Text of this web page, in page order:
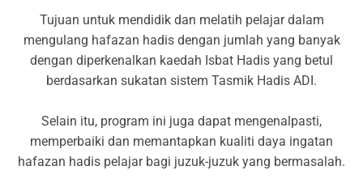
Tujuan untuk mendidik dan melatih pelajar dalam
mengulang hafazan hadis dengan jumlah yang banyak
dengan diperkenalkan kaedah Isbat Hadis yang betul
berdasarkan sukatan sistem Tasmik Hadis ADI.
Selain itu, program ini juga dapat mengenalpasti,
memperbaiki dan memantapkan kualiti daya ingatan
hafazan hadis pelajar bagi juzuk-juzuk yang bermasalah.